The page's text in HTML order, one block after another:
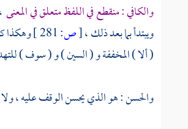
والكافي : منقطع في اللفظ متعلق في المعنى
ويبتدأ بما بعد ذلك ،[ص:
وهكذا
( ألا ) المخففة و ( السين ) و ( سوف )
والحسن : هو الذي يحسن الوقف عليه ، ولا